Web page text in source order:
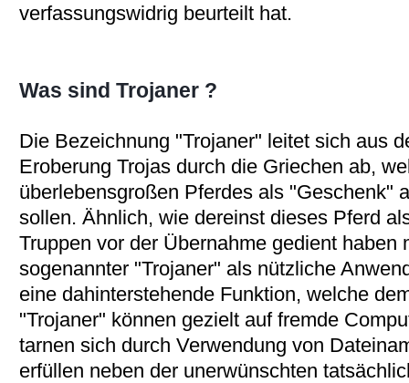
verfassungswidrig beurteilt hat.
Was sind Trojaner ?
Die Bezeichnung "Trojaner" leitet sich aus
Eroberung Trojas durch die Griechen ab,
überlebensgroßen Pferdes als "Geschenk"
sollen. Ähnlich, wie dereinst dieses Pferd
Truppen vor der Übernahme gedient haben
sogenannter "Trojaner" als nützliche
eine dahinterstehende Funktion, welche
"Trojaner" können gezielt auf fremde
tarnen sich durch Verwendung von
erfüllen neben der unerwünschten